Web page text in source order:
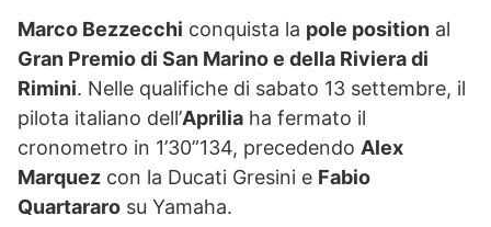
Marco Bezzecchi conquista la pole position al
Gran Premio di San Marino e della Riviera di
Rimini. Nelle qualifiche di sabato 13 settembre, il
pilota italiano dell’Aprilia ha fermato il
cronometro in 1’30”134, precedendo Alex
Marquez con la Ducati Gresini e Fabio
Quartararo su Yamaha.